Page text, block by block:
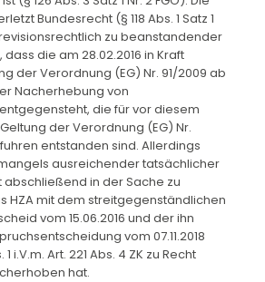
Bundesrecht (§ 118 Abs. 1 Satz 1
revisionsrechtlich zu beanstandender
die am 28.02.2016 in Kraft
der Verordnung (EG) Nr. 91/2009 ab
Nacherhebung von
die für vor diesem
der Verordnung (EG) Nr.
entstanden sind. Allerdings
ausreichender tatsächlicher
abschließend in der Sache zu
HZA mit dem streitgegenständlichen
vom 15.06.2016 und der ihn
vom 07.11.2018
i.V.m. Art. 221 Abs. 4 ZK zu Recht
hat.